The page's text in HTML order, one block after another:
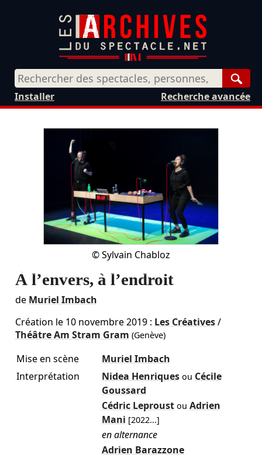
Recherche avancée
Installer
©Sylvain Chabloz
À l’envers, à l’endroit
de Muriel Imbach
Création le 10 novembre 2019: Les Créatives/
Théâtre Am Stram Gram (Genève)
Mise en scène
Muriel Imbach
Interprétation
Nidea Henriques ou Cécile
Goussard
Cédric Leproust ou Adrien
Mani [2022...]
en alternance
Adrien Barazzone